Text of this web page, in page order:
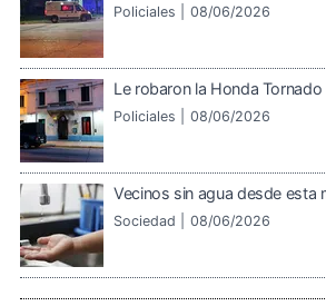
Policiales | 08/06/2026
Le robaron la Honda Tornado
Policiales | 08/06/2026
Vecinos sin agua desde esta
Sociedad | 08/06/2026